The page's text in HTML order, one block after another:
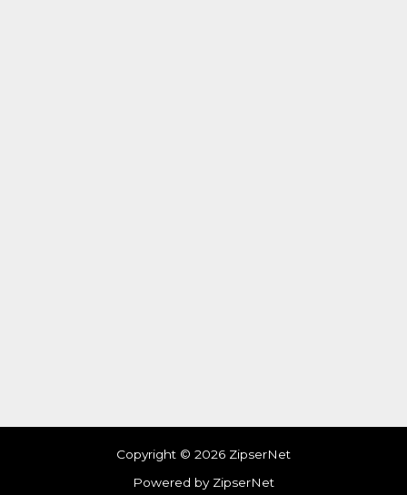
Copyright © 2026 ZipserNet
Powered by ZipserNet